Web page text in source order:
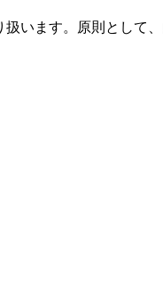
います。原則として